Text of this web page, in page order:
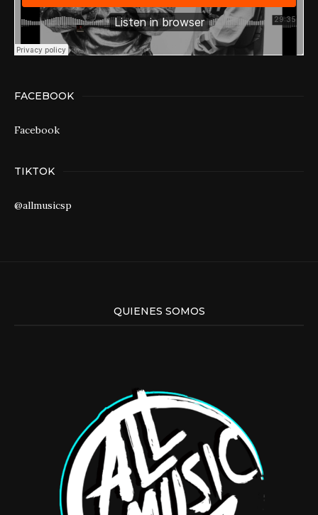
FACEBOOK
Facebook
TIKTOK
@allmusicsp
QUIENES SOMOS